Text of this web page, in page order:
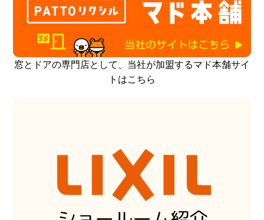
窓とドアの専門店として、当社が加盟するマド本舗サイ
トはこちら